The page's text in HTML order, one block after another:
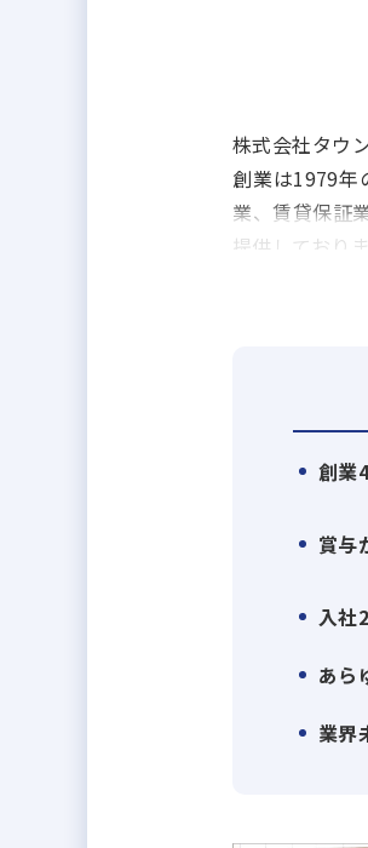
株式会社タウ
創業は1979年
業、賃貸保証
提供しておりま
創業
賞与
入社
あら
業界